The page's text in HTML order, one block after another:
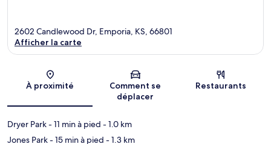
Carte
2602 Candlewood Dr, Emporia, KS, 66801
Afficher la carte
À proximité
Comment se
déplacer
Restaurants
Dryer Park- 11 min à pied - 1.0 km
Jones Park- 15 min à pied - 1.3 km